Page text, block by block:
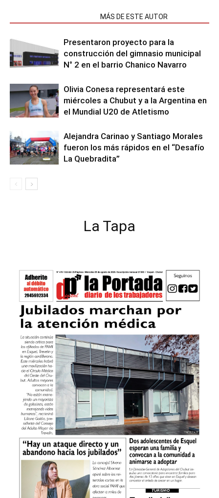
MÁS DE ESTE AUTOR
Presentaron proyecto para la
construcción del gimnasio municipal
N° 2 en el barrio Chanico Navarro
Olivia Conesa representará este
miércoles a Chubut y a la Argentina en
el Mundial U20 de Atletismo
Alejandra Carinao y Santiago Morales
fueron los más rápidos en el “Desafío
La Quebradita”
La Tapa